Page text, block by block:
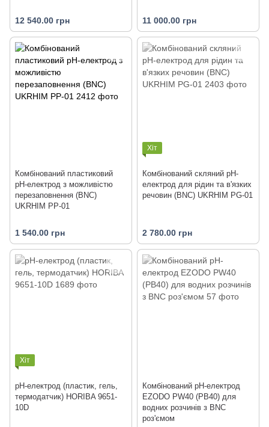
12 540.00 грн 11 000.00 грн
Комбінований пластиковий
рН-електрод з можливістю
перезаповнення (BNC)
UKRHIM PP-01
1 540.00 грн
Хіт
Комбінований скляний рН-
електрод для рідин та в'язких
речовин (BNC) UKRHIM PG-01
2 780.00 грн
Хіт
pH-електрод (пластик, гель,
термодатчик) HORIBA 9651-
10D
Комбінований рН-електрод
EZODO PW40 (PB40) для
водних розчинів з BNC
роз'ємом